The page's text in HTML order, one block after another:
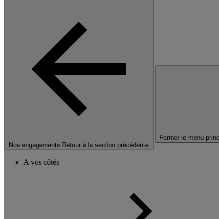
Nos engagements Retour à la section précédente
Fermer le menu
A vos côtés